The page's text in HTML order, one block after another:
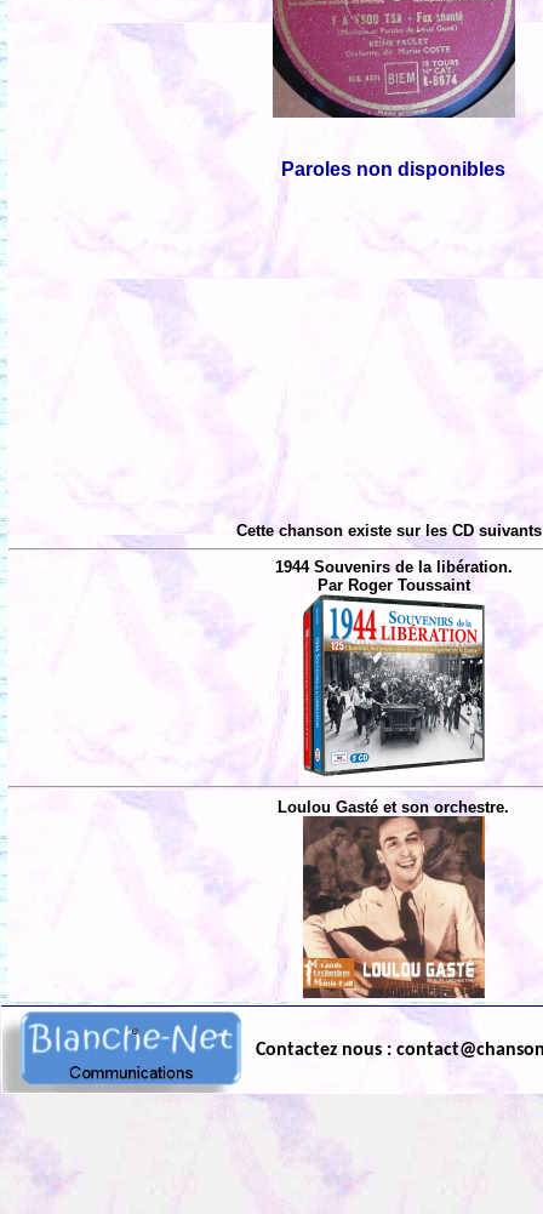
Paroles non disponibles
Cette chanson existe sur les CD
1944 Souvenirs de la libération.
Par Roger Toussaint
Loulou Gasté et son orchestre.
Contactez nous :